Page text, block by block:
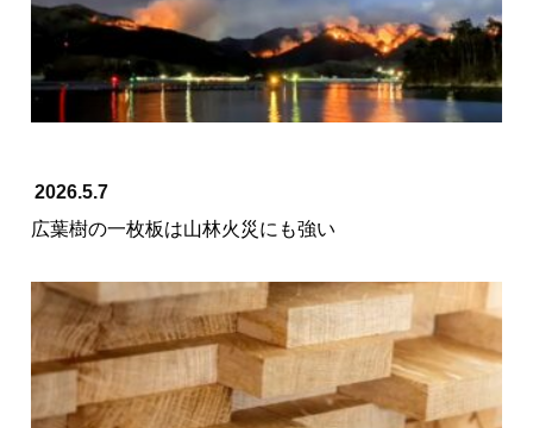
2026.5.7
広葉樹の一枚板は山林火災にも強い